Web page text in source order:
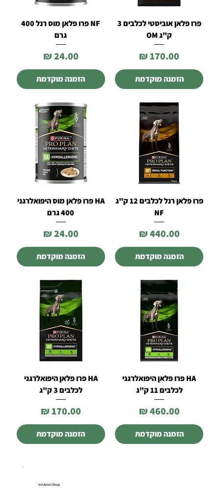
פרו פלאן אוביסטי לכלבים 3
ק"ג OM
מחיר
הזמנה מוקדמת
NF פרו פלאן מוס רנל 400
גרם
מחיר
הזמנה מוקדמת
פרו פלאן רנל לכלבים 12 ק"ג
NF
מחיר
הזמנה מוקדמת
HA פרו פלאן מוס היפואלרגני
400 גרם
מחיר
הזמנה מוקדמת
HA פרו פלאן היפואלרגני
לכלבים 11 ק"ג
מחיר
הזמנה מוקדמת
HA פרו פלאן היפואלרגני
לכלבים 3 ק"ג
מחיר
הזמנה מוקדמת
VetAmin Shop